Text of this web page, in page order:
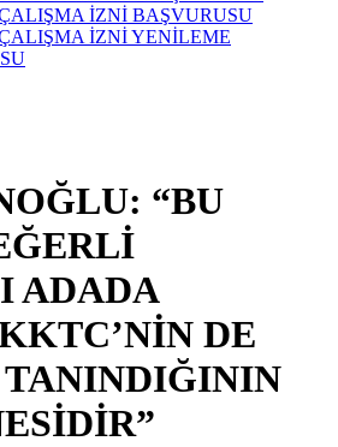
İZNİ BAŞVURUSU
İZNİ YENİLEME
“BU
ADADA
DE
TANINDIĞININ